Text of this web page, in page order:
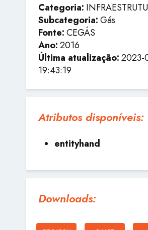
Categoria:
Subcategoria:Gás
Fonte:CEGÁS
Ano:2016
Última atualização:2023-
19:43:19
Atributos disponíveis:
entityhand
Downloads: